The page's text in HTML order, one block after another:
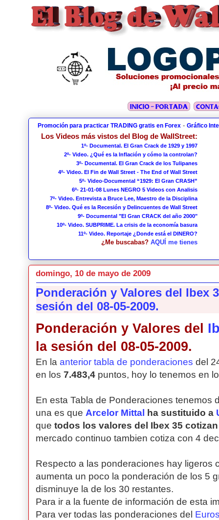
Promoción para practicar TRADING gratis en Forex - Gráfico
Los Videos más vistos del Blog de WallStreet:
1º- Documental. El Gran Crack de 1929 y 1997
2º- Video. ¿Qué es la Inflación y cómo la controlan?
3º- Documental. El Gran Crack de los Tulipanes
4º- Video. El Fin de Wall Street - The End of Wall Street
5º- Video-Documental “1929: El Gran CRASH”
6º- 21-01-08 Lunes NEGRO 5 Videos con Analisis
7º- Video. Entrevista a Bruce Lee, Maestro de la Disciplina
8º- Video. Qué es la Recesión y Delincuentes de Wall Street
9º- Documental "El Gran CRACK del año 2000"
10º- Video. SUBPRIME. La crisis de la economía basura
11º- Video. Reportaje ¿Donde está el DINERO?
¿Me buscabas?AQUÍ me tienes
domingo, 10 de mayo de 2009
Ponderación y Valores del Ibex
sesión del 08-05-2009.
Ponderación y Valores del
la sesión del 08-05-2009.
En laanterior tabla de ponderaciones del
en los7.483,4 puntos, hoy lo tenemos en
En esta Tabla de Ponderaciones tenemos
una es que Arcelor Mittal ha sustituido a
quetodos los valores del Ibex 35
mercado continuo tambien cotiza con 4
Respecto a las ponderaciones hay ligeros
aumenta un poco la ponderación de los 5
disminuye la de los 30 restantes.
Para ir a la fuente de información de esta
Para ver todas las ponderaciones del